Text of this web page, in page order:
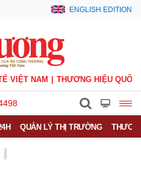
ENGLISH EDITION
VIỆT NAM THƯƠNG HIỆU QUỐC
QUẢN LÝ THỊ TRƯỜNG